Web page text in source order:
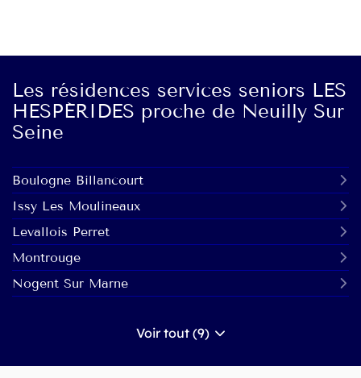
point
vente
Résidence
Seniors
Services
Saint
James
Résidence
Services
Hespérides
Saint
Les résidences services seniors LES
HESPÉRIDES proche de Neuilly Sur
Seine
Boulogne Billancourt
Issy Les Moulineaux
Levallois Perret
Montrouge
Nogent Sur Marne
Voir tout (9)
de